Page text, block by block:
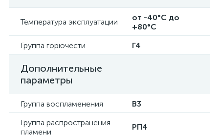
Температура эксплуатации
от -40°C до
+80°C
Группа горючести
Г4
Дополнительные
параметры
Группа воспламенения
В3
Группа распространения
пламени
РП4